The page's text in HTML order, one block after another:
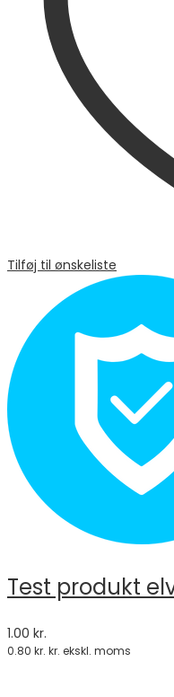
Tilføj til ønskeliste
Test produkt
1.00 kr.
0.80 kr. kr. ekskl. moms